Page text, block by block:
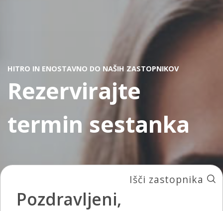
HITRO IN ENOSTAVNO DO NAŠIH ZASTOPNIKOV
Rezervirajte
termin sestanka
Išči zastopnika
Pozdravljeni,